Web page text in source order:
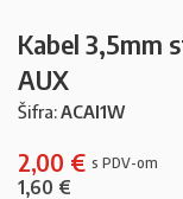
Kabel 3,5mm
AUX
Šifra:ACAI1W
2,00 €
1,60 €